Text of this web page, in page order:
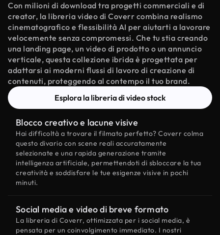
Con milioni di download tra progetti commerciali e di
creator, la libreria video di Coverr combina realismo
cinematografico e flessibilità AI per aiutarti a lavorare
velocemente senza compromessi. Che tu stia creando
una landing page, un video di prodotto o un annuncio
verticale, questa collezione ibrida è progettata per
adattarsi ai moderni flussi di lavoro di creazione di
contenuti, proteggendo al contempo il tuo brand.
Esplora la libreria di video stock
Blocco creativo e lacune visive
Hai difficoltà a trovare il filmato perfetto? Coverr colma
questo divario con scene reali accuratamente
selezionate e una rapida generazione tramite
intelligenza artificiale, permettendoti di sbloccare la tua
creatività e soddisfare le tue esigenze visive in pochi
minuti.
Social media e video di breve formato
La libreria di Coverr, ottimizzata per i social media, è
pensata per un coinvolgimento immediato. I nostri